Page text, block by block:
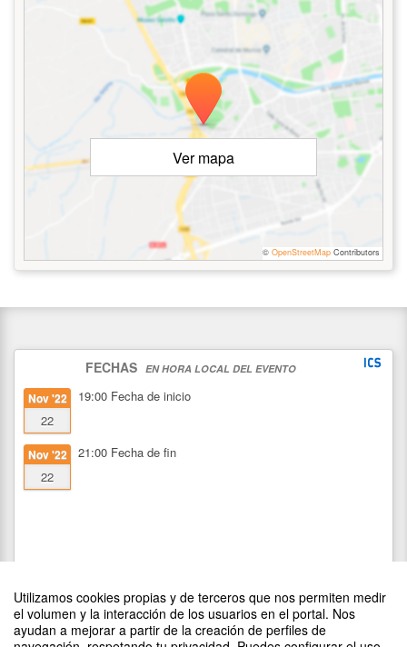
Utilizamos cookies propias y de terceros que nos permiten medir
el volumen y la interacción de los usuarios en el portal. Nos
ayudan a mejorar a partir de la creación de perfiles de
Ver mapa
© OpenStreetMap Contributors
FECHAS EN HORA LOCAL DEL EVENTO
Nov '22
22
19:00 Fecha de inicio
Nov '22
22
21:00 Fecha de fin